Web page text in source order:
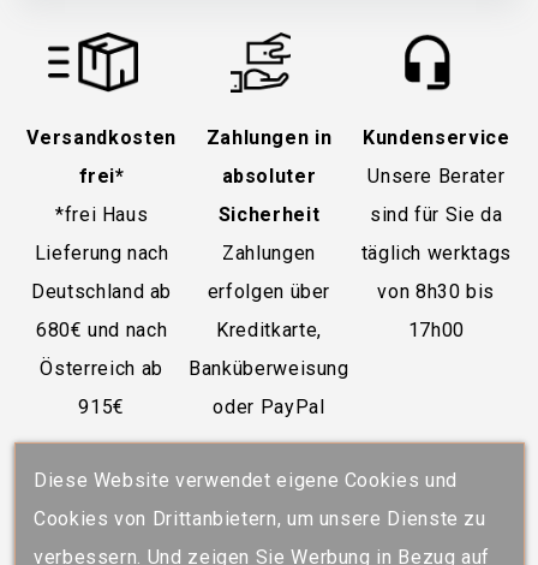
Diese Website verwendet eigene Cookies und
Cookies von Drittanbietern, um unsere Dienste zu
verbessern. Und zeigen Sie Werbung in Bezug auf
Versandkosten
frei*
*frei Haus
Lieferung nach
Deutschland ab
680€ und nach
Österreich ab
915€
Zahlungen in
absoluter
Sicherheit
Zahlungen
erfolgen über
Kreditkarte,
Banküberweisung
oder PayPal
Kundenservice
Unsere Berater
sind für Sie da
täglich werktags
von 8h30 bis
17h00